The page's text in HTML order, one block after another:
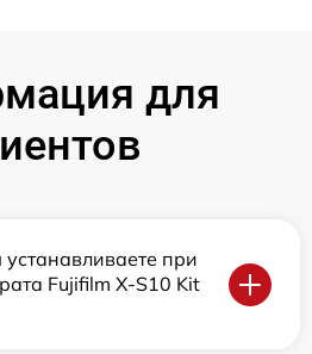
для
при
Fujifilm X-S10 Kit